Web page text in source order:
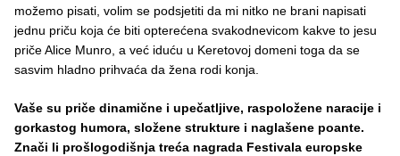
možemo pisati, volim se podsjetiti da mi nitko ne brani napisati
jednu priču koja će biti opterećena svakodnevicom kakve to jesu
priče Alice Munro, a već iduću u Keretovoj domeni toga da se
sasvim hladno prihvaća da žena rodi konja.
Vaše su priče dinamične i upečatljive, raspoložene naracije i
gorkastog humora, složene strukture i naglašene poante.
Znači li prošlogodišnja treća nagrada Festivala europske